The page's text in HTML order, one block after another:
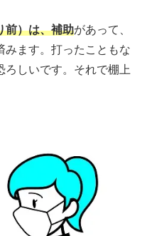
前）は、補助があって、
みます。打ったこともな
ろしいです。それで棚上